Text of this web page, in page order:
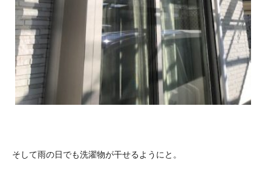
そして雨の日でも洗濯物が干せるようにと。